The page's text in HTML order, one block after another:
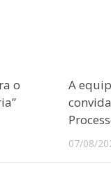
o
A
07/08/